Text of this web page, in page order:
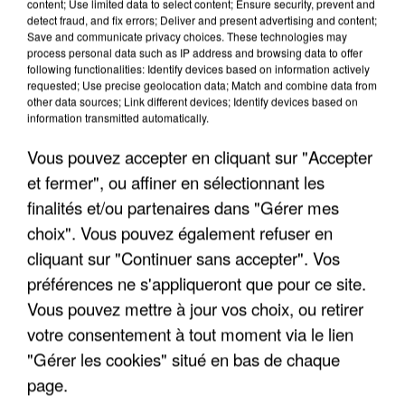
APRÈS TOUTES CES CANICULES, LES REFUGES
DE FAUNE SAUVAGE SONT...
detect fraud, and fix errors; Deliver and present advertising and content;
Save and communicate privacy choices. These technologies may
process personal data such as IP address and browsing data to offer
following functionalities: Identify devices based on information actively
requested; Use precise geolocation data; Match and combine data from
other data sources; Link different devices; Identify devices based on
information transmitted automatically.
Vous pouvez accepter en cliquant sur "Accepter
et fermer", ou affiner en sélectionnant les
finalités et/ou partenaires dans "Gérer mes
choix". Vous pouvez également refuser en
cliquant sur "Continuer sans accepter". Vos
préférences ne s'appliqueront que pour ce site.
Vous pouvez mettre à jour vos choix, ou retirer
votre consentement à tout moment via le lien
"Gérer les cookies" situé en bas de chaque
page.